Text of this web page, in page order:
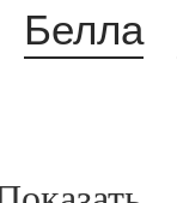
Белла